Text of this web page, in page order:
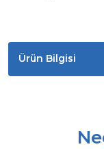
Ürün Bilgisi